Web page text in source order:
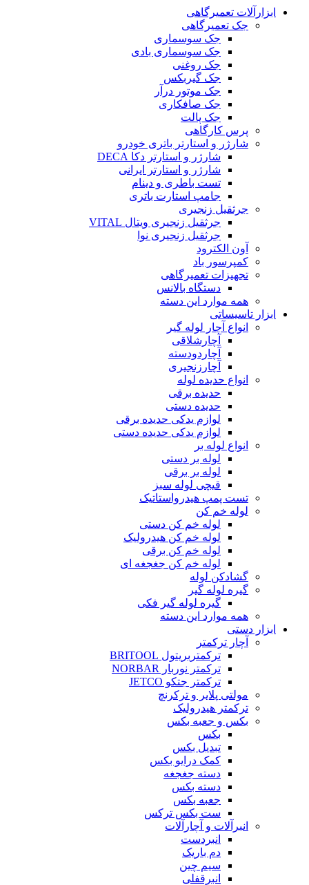
ابزارآلات تعمیرگاهی
جک تعمیرگاهی
جک سوسماری
جک سوسماری بادی
جک روغنی
جک گیربکس
جک موتور درآر
جک صافکاری
جک پالت
پرس کارگاهی
شارژر و استارتر باتری خودرو
شارژر و استارتر دکا DECA
شارژر و استارتر ایرانی
تست باطری و دینام
جامپ استارت باتری
جرثقیل زنجیری
جرثقیل زنجیری ویتال VITAL
جرثقیل زنجیری نوا
آون الکترود
کمپرسور باد
تجهیزات تعمیرگاهی
دستگاه بالانس
همه موارد این دسته
ابزار تاسیساتی
انواع آچار لوله گیر
آچارشلاقی
آچاردودسته
آچارزنجیری
انواع حدیده لوله
حدیده برقی
حدیده دستی
لوازم یدکی حدیده برقی
لوازم یدکی حدیده دستی
انواع لوله بر
لوله بر دستی
لوله بر برقی
قیچی لوله سبز
تست پمپ هیدرواستاتیک
لوله خم کن
لوله خم کن دستی
لوله خم کن هیدرولیک
لوله خم کن برقی
لوله خم کن جغجغه ای
گشادکن لوله
گیره لوله گیر
گیره لوله گیر فکی
همه موارد این دسته
ابزار دستی
آچار ترکمتر
ترکمتربریتول BRITOOL
ترکمتر نوربار NORBAR
ترکمتر جتکو JETCO
مولتی پلایر و ترکرنچ
ترکمتر هیدرولیک
بکس و جعبه بکس
بکس
تبدیل بکس
کمک درایو بکس
دسته جغجغه
دسته بکس
جعبه بکس
ست بکس ترکس
انبرآلات و آچارآلات
انبردست
دم باریک
سیم چین
انبرقفلی